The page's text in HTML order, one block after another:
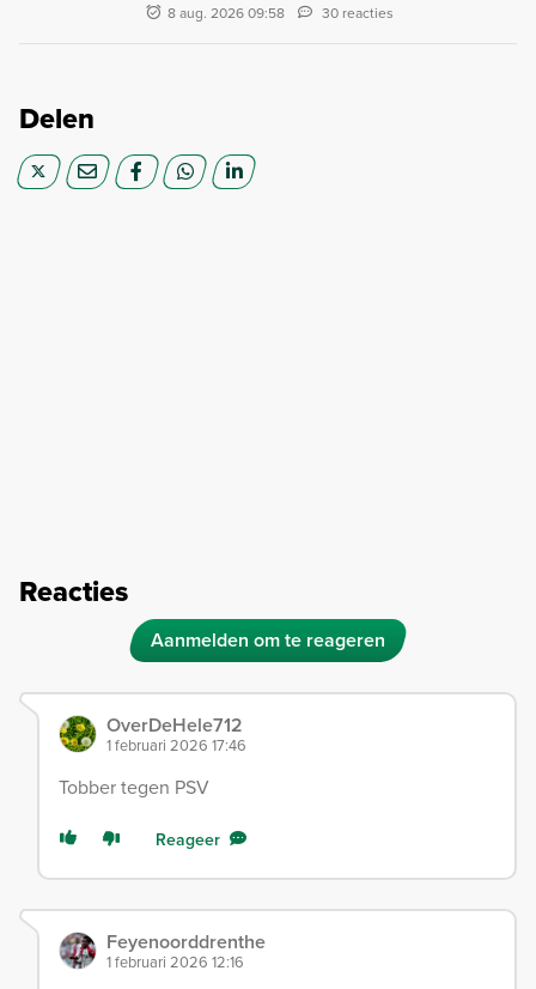
8 aug. 2026 09:58 30 reacties
Delen
Reacties
Aanmelden om te reageren
OverDeHele712
1 februari 2026 17:46
Tobber tegen PSV
Reageer
Feyenoorddrenthe
1 februari 2026 12:16